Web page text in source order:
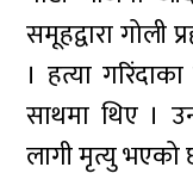
समूहद्वारा गोली
। हत्या
साथमा थिए ।
लागी मृत्यु भएको